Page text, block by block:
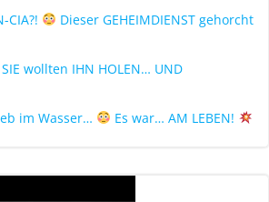
CIA?!
Dieser GEHEIMDIENST gehorcht
SIE wollten IHN HOLEN… UND
im Wasser…
Es war… AM LEBEN!